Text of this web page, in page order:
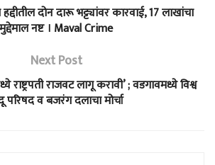
दोन दारू भट्ट्यांवर कारवाई, 17 लाखांचा
मुद्देमाल नष्ट । Maval Crime
Next Post
राष्ट्रपती राजवट लागू करावी’ ; वडगावमध्ये विश्व
परिषद व बजरंग दलाचा मोर्चा